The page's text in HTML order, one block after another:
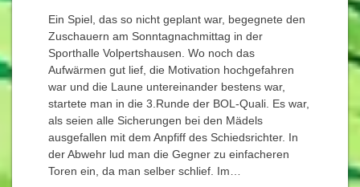
Ein Spiel, das so nicht geplant war, begegnete den
Zuschauern am Sonntagnachmittag in der
Sporthalle Volpertshausen. Wo noch das
Aufwärmen gut lief, die Motivation hochgefahren
war und die Laune untereinander bestens war,
startete man in die 3.Runde der BOL-Quali. Es war,
als seien alle Sicherungen bei den Mädels
ausgefallen mit dem Anpfiff des Schiedsrichter. In
der Abwehr lud man die Gegner zu einfacheren
Toren ein, da man selber schlief. Im…